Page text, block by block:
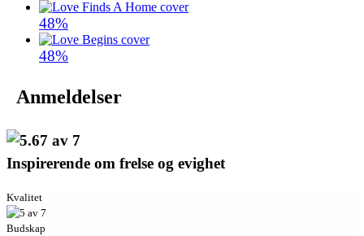
48%
48%
Anmeldelser
Inspirerende om frelse og evighet
Kvalitet
Budskap